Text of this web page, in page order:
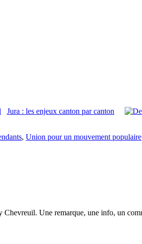
Jura : les enjeux canton par canton
, Union pour un mouvement populaire
Une remarque, une info, un